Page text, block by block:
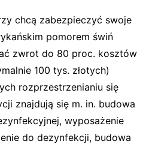
chcą zabezpieczyć swoje
pomorem świń
zwrot do 80 proc. kosztów
100 tys. złotych)
rozprzestrzenianiu się
znajdują się m. in. budowa
wyposażenie
do dezynfekcji, budowa